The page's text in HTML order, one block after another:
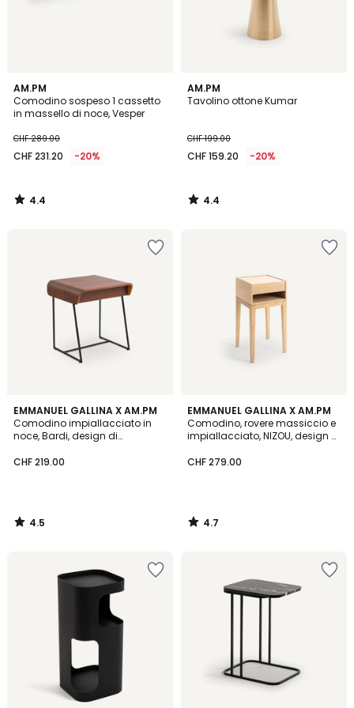
AM.PM
Comodino sospeso 1 cassetto
in massello di noce, Vesper
CHF 289.00
CHF 231.20 -20%
4.4
/ 5
4.4
/
AM.PM
Tavolino ottone Kumar
CHF 199.00
CHF 159.20 -20%
4.4
/ 5
4.4
/
EMMANUEL GALLINA X AM.PM
Comodino impiallacciato in
noce, Bardi, design di
CHF 219.00
4.5
/ 5
4.5
/
EMMANUEL GALLINA X AM.PM
Comodino, rovere massiccio e
impiallacciato, NIZOU, design di
CHF 279.00
4.7
/ 5
4.7
/